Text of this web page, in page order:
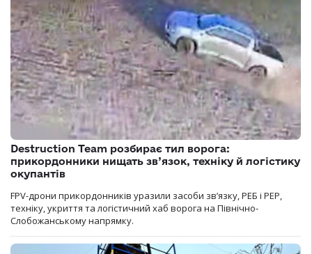
Destruction Team розбирає тил ворога:
прикордонники нищать зв’язок, техніку й логістику
окупантів
FPV-дрони прикордонників уразили засоби зв’язку, РЕБ і РЕР,
техніку, укриття та логістичний хаб ворога на Північно-
Слобожанському напрямку.